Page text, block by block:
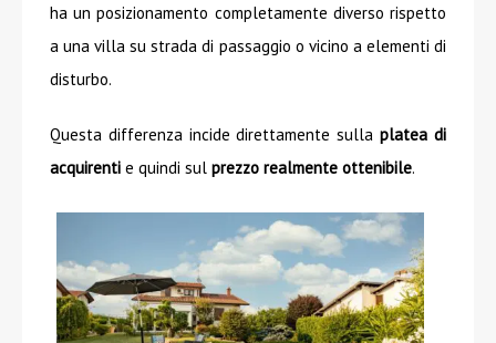
ha un posizionamento completamente diverso rispetto
a una villa su strada di passaggio o vicino a elementi di
disturbo.
Questa differenza incide direttamente sullaplatea di
acquirenti e quindi sul prezzo realmente ottenibile.